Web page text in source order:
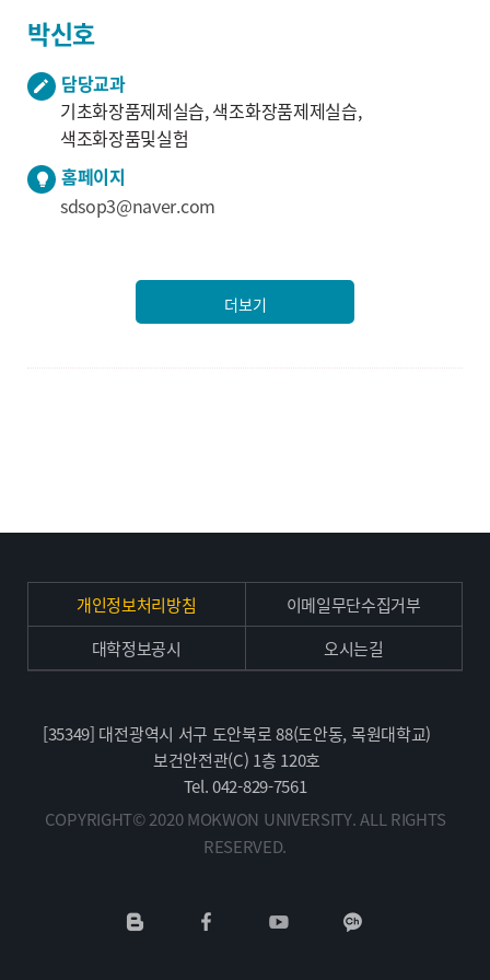
박신호
담당교과
기초화장품제제실습, 색조화장품제제실습,
색조화장품및실험
홈페이지
sdsop3@naver.com
더보기
개인정보처리방침
이메일무단수집거부
대학정보공시
오시는길
[35349] 대전광역시 서구 도안북로 88(도안동, 목원대학교)
보건안전관(C) 1층 120호
Tel. 042-829-7561
COPYRIGHT© 2020 MOKWON UNIVERSITY. ALL RIGHTS
RESERVED.